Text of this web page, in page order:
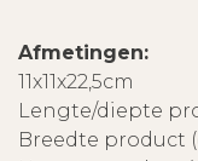
Afmetingen:
11x11x22,5cm
Lengte/diepte
Breedte product